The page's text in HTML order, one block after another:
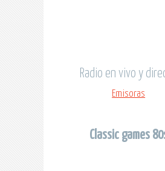
Radio en vivo y
Emisoras
Classic games